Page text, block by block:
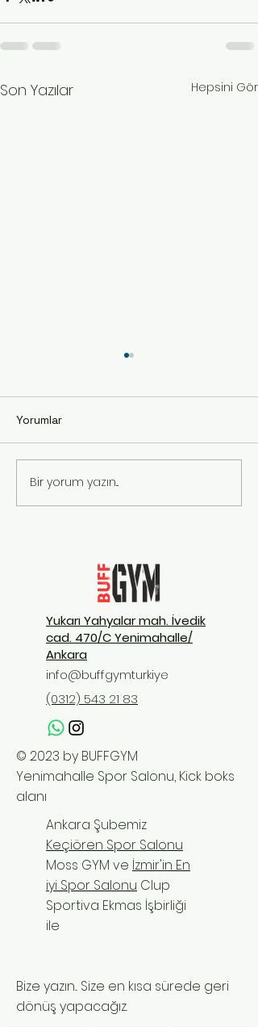
Son Yazılar Hepsini Gör
Sporun Faydaları
Yorumlar
Bir yorum yazın...
Yukarı Yahyalar mah. İvedik
cad. 470/C Yenimahalle/
Ankara
info@buffgymturkiye
(0312) 543 21 83
© 2023 by BUFFGYM
Yenimahalle Spor Salonu, Kick boks
alanı
Ankara Şubemiz
Keçiören Spor Salonu
Moss GYM ve İzmir'in En
iyi Spor Salonu Clup
Sportiva Ekmas İşbirliği
ile
Bize yazın... Size en kısa sürede geri
dönüş yapacağız.